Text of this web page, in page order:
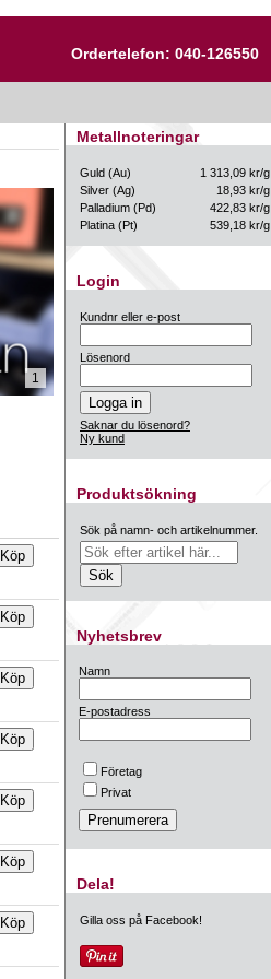
Ordertelefon: 040-126550
1
Metallnoteringar
Guld (Au)
1 313,09 kr/g
Silver (Ag)
18,93 kr/g
Palladium (Pd)
422,83 kr/g
Platina (Pt)
539,18 kr/g
Login
Kundnr eller e-post
Lösenord
Saknar du lösenord?
Ny kund
Produktsökning
Sök på namn- och artikelnummer.
Nyhetsbrev
Namn
E-postadress
Företag
Privat
Dela!
Gilla oss på Facebook!